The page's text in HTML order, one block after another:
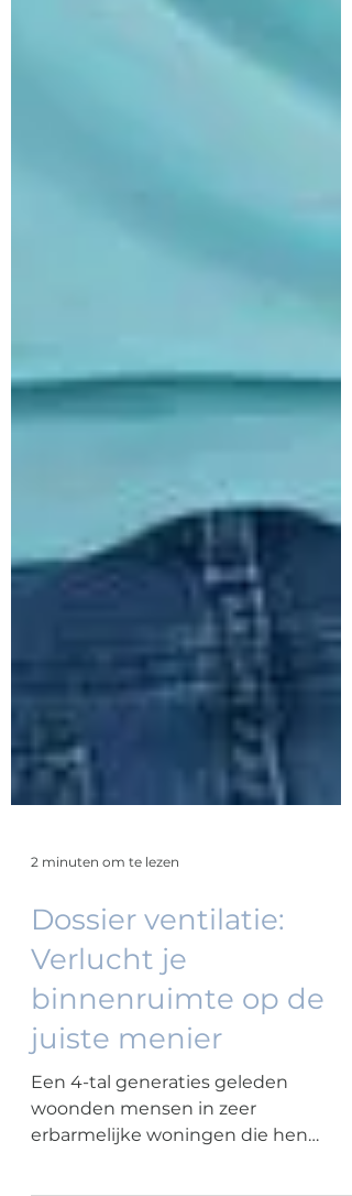
2 minuten om te lezen
Dossier ventilatie:
Verlucht je
binnenruimte op de
juiste menier